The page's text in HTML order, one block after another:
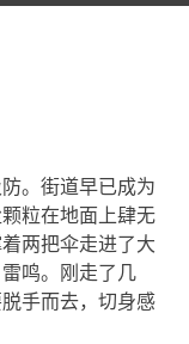
。街道早已成为
粒在地面上肆无
两把伞走进了大
鸣。刚走了几
手而去，切身感